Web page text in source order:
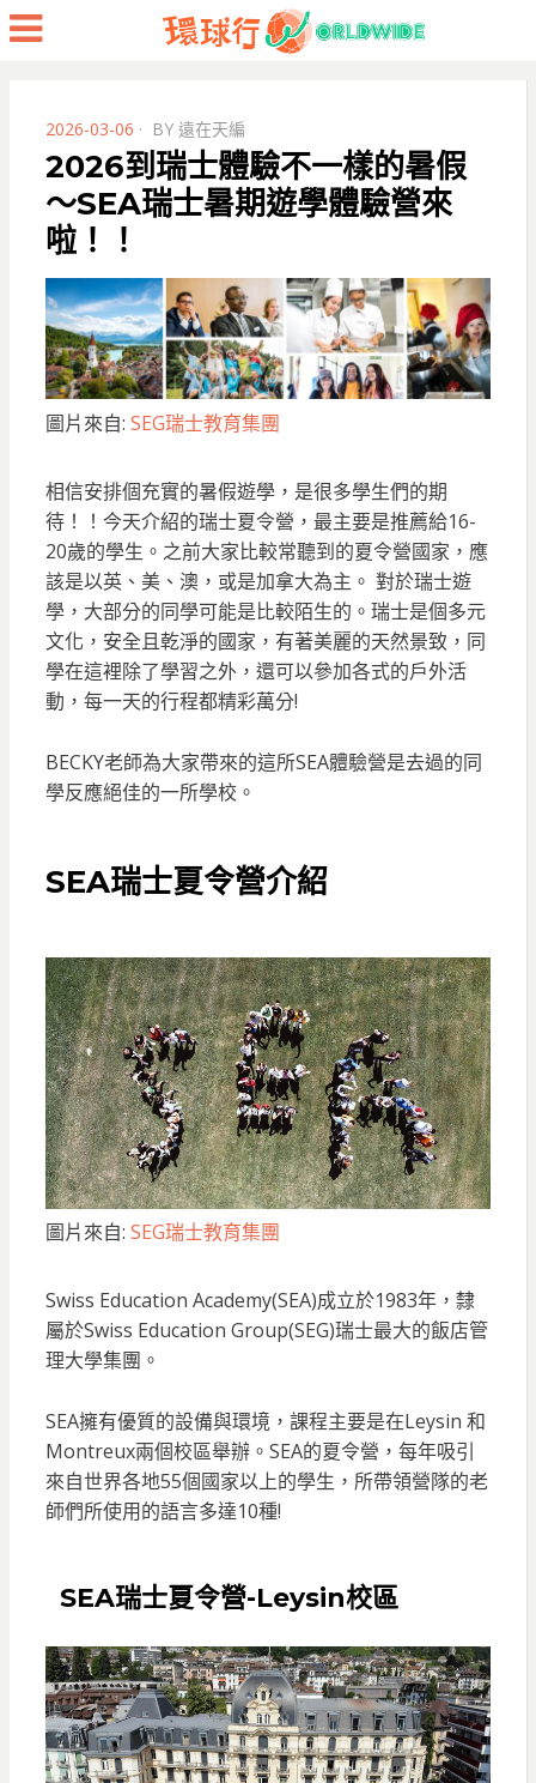
Menu
POSTED
ON
2026-03-06 BY 遠在天編
2026到瑞士體驗不一樣的暑假
～SEA瑞士暑期遊學體驗營來
啦！！
圖片來自: SEG瑞士教育集團
相信安排個充實的暑假遊學，是很多學生們的期
待！！今天介紹的瑞士夏令營，最主要是推薦給16-
20歲的學生。之前大家比較常聽到的夏令營國家，應
該是以英、美、澳，或是加拿大為主。 對於瑞士遊
學，大部分的同學可能是比較陌生的。瑞士是個多元
文化，安全且乾淨的國家，有著美麗的天然景致，同
學在這裡除了學習之外，還可以參加各式的戶外活
動，每一天的行程都精彩萬分!
BECKY老師為大家帶來的這所SEA體驗營是去過的同
學反應絕佳的一所學校。
SEA瑞士夏令營介紹
圖片來自: SEG瑞士教育集團
Swiss Education Academy(SEA)成立於1983年，隸
屬於Swiss Education Group(SEG)瑞士最大的飯店管
理大學集團。
SEA擁有優質的設備與環境，課程主要是在Leysin 和
Montreux兩個校區舉辦。SEA的夏令營，每年吸引
來自世界各地55個國家以上的學生，所帶領營隊的老
師們所使用的語言多達10種!
SEA瑞士夏令營-Leysin校區